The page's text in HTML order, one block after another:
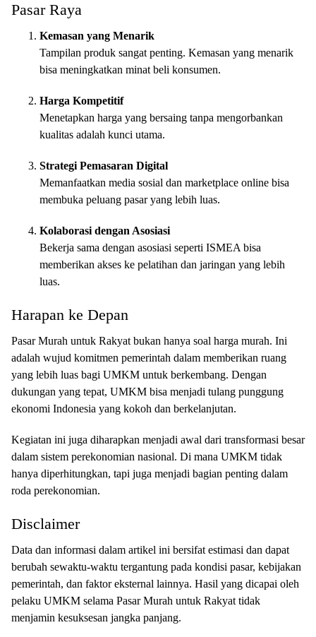
Pasar Raya
Kemasan yang Menarik
Tampilan produk sangat penting. Kemasan yang menarik
bisa meningkatkan minat beli konsumen.
Harga Kompetitif
Menetapkan harga yang bersaing tanpa mengorbankan
kualitas adalah kunci utama.
Strategi Pemasaran Digital
Memanfaatkan media sosial dan marketplace online bisa
membuka peluang pasar yang lebih luas.
Kolaborasi dengan Asosiasi
Bekerja sama dengan asosiasi seperti ISMEA bisa
memberikan akses ke pelatihan dan jaringan yang lebih
luas.
Harapan ke Depan
Pasar Murah untuk Rakyat bukan hanya soal harga murah. Ini
adalah wujud komitmen pemerintah dalam memberikan ruang
yang lebih luas bagi UMKM untuk berkembang. Dengan
dukungan yang tepat, UMKM bisa menjadi tulang punggung
ekonomi Indonesia yang kokoh dan berkelanjutan.
Kegiatan ini juga diharapkan menjadi awal dari transformasi besar
dalam sistem perekonomian nasional. Di mana UMKM tidak
hanya diperhitungkan, tapi juga menjadi bagian penting dalam
roda perekonomian.
Disclaimer
Data dan informasi dalam artikel ini bersifat estimasi dan dapat
berubah sewaktu-waktu tergantung pada kondisi pasar, kebijakan
pemerintah, dan faktor eksternal lainnya. Hasil yang dicapai oleh
pelaku UMKM selama Pasar Murah untuk Rakyat tidak
menjamin kesuksesan jangka panjang.